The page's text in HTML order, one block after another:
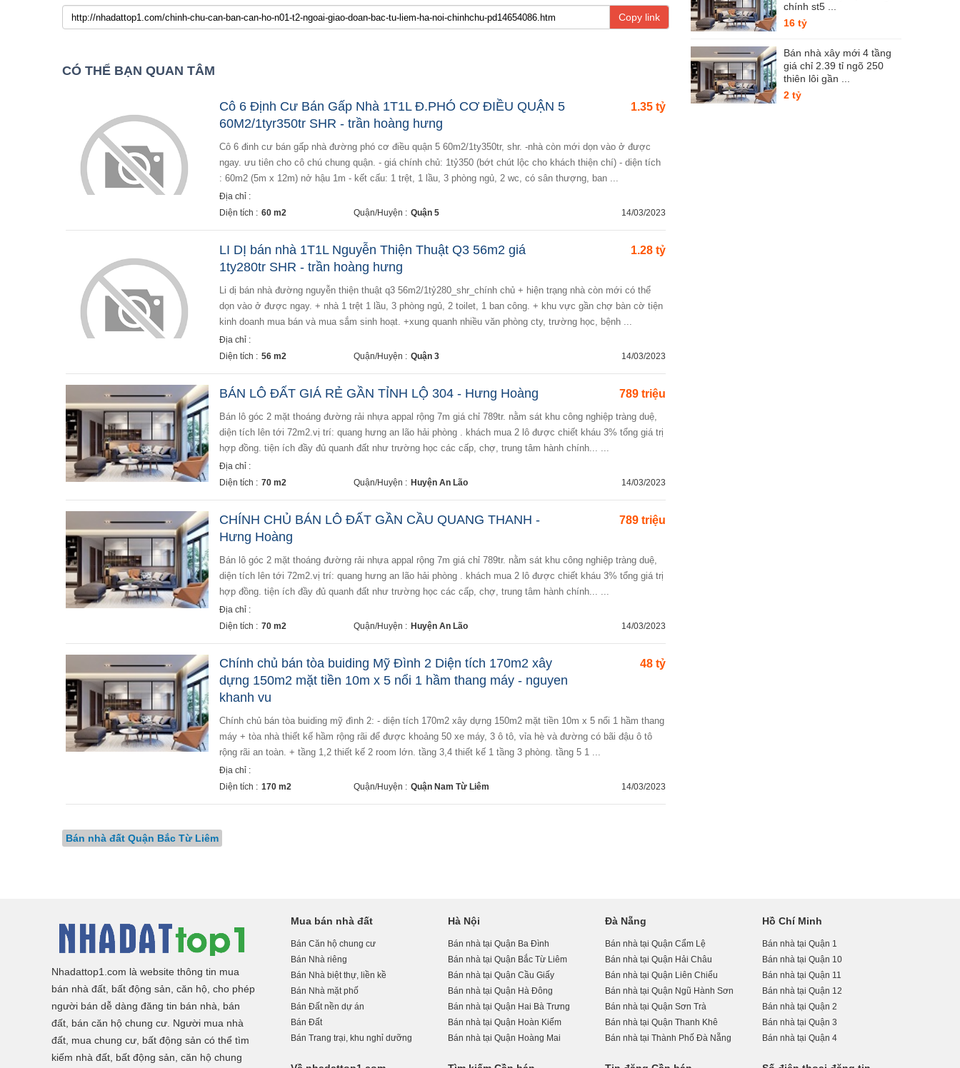
Copy link
CÓ THỂ BẠN QUAN TÂM
1.35 tỷ
Cô 6 Định Cư Bán Gấp Nhà 1T1L Đ.PHÓ CƠ ĐIỀU QUẬN 5
60M2/1tyr350tr SHR - trần hoàng hưng
cô 6 đinh cư bán gấp nhà đường phó cơ điều quận 5 60m2/1ty350tr, shr. -nhà còn mới dọn vào ở được
ngay. ưu tiên cho cô chú chung quận. - giá chính chủ: 1tỷ350 (bớt chút lộc cho khách thiện chí) - diện tích
: 60m2 (5m x 12m) nở hậu 1m - kết cấu: 1 trệt, 1 lầu, 3 phòng ngủ, 2 wc, có sân thượng, ban ...
Địa chỉ :
Diện tích : 60 m2 Quận/Huyện : Quận 5 14/03/2023
1.28 tỷ
LI DỊ bán nhà 1T1L Nguyễn Thiện Thuật Q3 56m2 giá
1ty280tr SHR - trần hoàng hưng
li dị bán nhà đường nguyễn thiện thuật q3 56m2/1tỷ280_shr_chính chủ + hiện trạng nhà còn mới có thể
dọn vào ở được ngay. + nhà 1 trệt 1 lầu, 3 phòng ngủ, 2 toilet, 1 ban công. + khu vực gần chợ bàn cờ tiện
kinh doanh mua bán và mua sắm sinh hoạt. +xung quanh nhiều văn phòng cty, trường học, bệnh ...
Địa chỉ :
Diện tích : 56 m2 Quận/Huyện : Quận 3 14/03/2023
789 triệu
BÁN LÔ ĐẤT GIÁ RẺ GẦN TỈNH LỘ 304 - Hưng Hoàng
bán lô góc 2 mặt thoáng đường rải nhựa appal rộng 7m giá chỉ 789tr. nằm sát khu công nghiệp tràng duệ,
diện tích lên tới 72m2.vị trí: quang hưng an lão hải phòng . khách mua 2 lô được chiết kháu 3% tổng giá trị
hợp đồng. tiện ích đầy đủ quanh đất như trường học các cấp, chợ, trung tâm hành chính... ...
Địa chỉ :
Diện tích : 70 m2 Quận/Huyện : Huyện An Lão 14/03/2023
789 triệu
CHÍNH CHỦ BÁN LÔ ĐẤT GẦN CẦU QUANG THANH -
Hưng Hoàng
bán lô góc 2 mặt thoáng đường rải nhựa appal rộng 7m giá chỉ 789tr. nằm sát khu công nghiệp tràng duệ,
diện tích lên tới 72m2.vị trí: quang hưng an lão hải phòng . khách mua 2 lô được chiết kháu 3% tổng giá trị
hợp đồng. tiện ích đầy đủ quanh đất như trường học các cấp, chợ, trung tâm hành chính... ...
Địa chỉ :
Diện tích : 70 m2 Quận/Huyện : Huyện An Lão 14/03/2023
48 tỷ
Chính chủ bán tòa buiding Mỹ Đình 2 Diện tích 170m2 xây
dựng 150m2 mặt tiền 10m x 5 nổi 1 hầm thang máy - nguyen
khanh vu
chính chủ bán tòa buiding mỹ đình 2: - diện tích 170m2 xây dựng 150m2 mặt tiền 10m x 5 nổi 1 hầm thang
máy + tòa nhà thiết kế hầm rộng rãi để được khoảng 50 xe máy, 3 ô tô, vỉa hè và đường có bãi đậu ô tô
rộng rãi an toàn. + tầng 1,2 thiết kế 2 room lớn. tầng 3,4 thiết kế 1 tầng 3 phòng. tầng 5 1 ...
Địa chỉ :
Diện tích : 170 m2 Quận/Huyện : Quận Nam Từ Liêm 14/03/2023
Bán nhà đất Quận Bắc Từ Liêm
chính st5 ...
16 tỷ
Bán nhà xây mới 4 tầng
giá chỉ 2.39 tỉ ngõ 250
thiên lôi gần ...
2 tỷ
Mua bán nhà đất
Bán Căn hộ chung cư
Bán Nhà riêng
Bán Nhà biệt thự, liền kề
Bán Nhà mặt phố
Bán Đất nền dự án
Bán Đất
Bán Trang trại, khu nghỉ dưỡng
Hà Nội
Bán nhà tại Quận Ba Đình
Bán nhà tại Quận Bắc Từ Liêm
Bán nhà tại Quận Cầu Giấy
Bán nhà tại Quận Hà Đông
Bán nhà tại Quận Hai Bà Trưng
Bán nhà tại Quận Hoàn Kiếm
Bán nhà tại Quận Hoàng Mai
Đà Nẵng
Bán nhà tại Quận Cẩm Lệ
Bán nhà tại Quận Hải Châu
Bán nhà tại Quận Liên Chiểu
Bán nhà tại Quận Ngũ Hành Sơn
Bán nhà tại Quận Sơn Trà
Bán nhà tại Quận Thanh Khê
Bán nhà tại Thành Phố Đà Nẵng
Hồ Chí Minh
Bán nhà tại Quận 1
Bán nhà tại Quận 10
Bán nhà tại Quận 11
Bán nhà tại Quận 12
Bán nhà tại Quận 2
Bán nhà tại Quận 3
Bán nhà tại Quận 4
Nhadattop1.com là website thông tin mua
bán nhà đất, bất động sản, căn hộ, cho phép
người bán dễ dàng đăng tin bán nhà, bán
đất, bán căn hộ chung cư. Người mua nhà
đất, mua chung cư, bất động sản có thể tìm
kiếm nhà đất, bất động sản, căn hộ chung